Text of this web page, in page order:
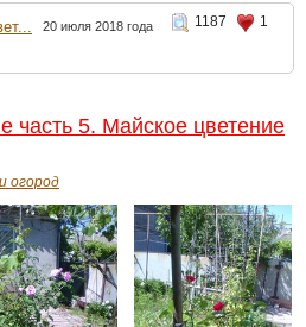
20 июля 2018 года 1187
1
часть 5. Майское цветение
огород